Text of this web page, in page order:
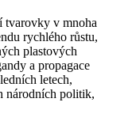
tvarovky v mnoha
rychlého růstu,
plastových
a propagace
letech,
národních politik,